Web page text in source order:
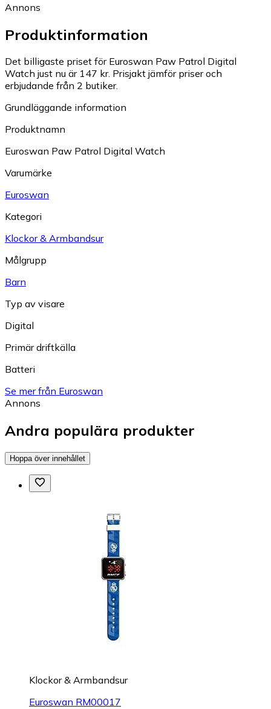
Annons
Produktinformation
Det billigaste priset för Euroswan Paw Patrol Digital
Watch just nu är 147 kr. Prisjakt jämför priser och
erbjudande från 2 butiker.
Grundläggande information
Produktnamn
Euroswan Paw Patrol Digital Watch
Varumärke
Euroswan
Kategori
Klockor & Armbandsur
Målgrupp
Barn
Typ av visare
Digital
Primär driftkälla
Batteri
Se mer från Euroswan
Annons
Andra populära produkter
Hoppa över innehållet
Klockor & Armbandsur
Euroswan RM00017